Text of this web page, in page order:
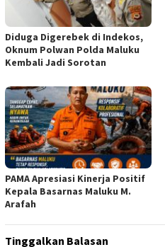
Diduga Digerebek di Indekos,
Oknum Polwan Polda Maluku
Kembali Jadi Sorotan
PAMA Apresiasi Kinerja Positif
Kepala Basarnas Maluku M.
Arafah
Tinggalkan Balasan